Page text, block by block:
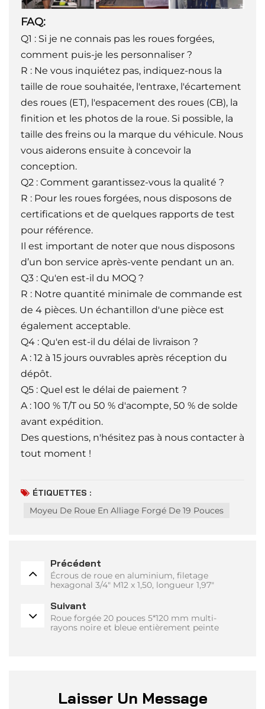
FAQ:
Q1 : Si je ne connais pas les roues forgées,
comment puis-je les personnaliser ?
R : Ne vous inquiétez pas, indiquez-nous la
taille de roue souhaitée, l'entraxe, l'écartement
des roues (ET), l'espacement des roues (CB), la
finition et les photos de la roue. Si possible, la
taille des freins ou la marque du véhicule. Nous
vous aiderons ensuite à concevoir la
conception.
Q2 : Comment garantissez-vous la qualité ?
R : Pour les roues forgées, nous disposons de
certifications et de quelques rapports de test
pour référence.
Il est important de noter que nous disposons
d’un bon service après-vente pendant un an.
Q3 : Qu'en est-il du MOQ ?
R : Notre quantité minimale de commande est
de 4 pièces. Un échantillon d'une pièce est
également acceptable.
Q4 : Qu'en est-il du délai de livraison ?
A : 12 à 15 jours ouvrables après réception du
dépôt.
Q5 : Quel est le délai de paiement ?
A : 100 % T/T ou 50 % d'acompte, 50 % de solde
avant expédition.
Des questions, n'hésitez pas à nous contacter à
tout moment !
ÉTIQUETTES :
Moyeu De Roue En Alliage Forgé De 19 Pouces
Précédent
Écrous de roue en aluminium, filetage
hexagonal 3/4" M12 x 1,50, longueur 1,97"
Suivant
Roue forgée 20 pouces 5*120 mm multi-
rayons noire et bleue entièrement peinte
Laisser Un Message